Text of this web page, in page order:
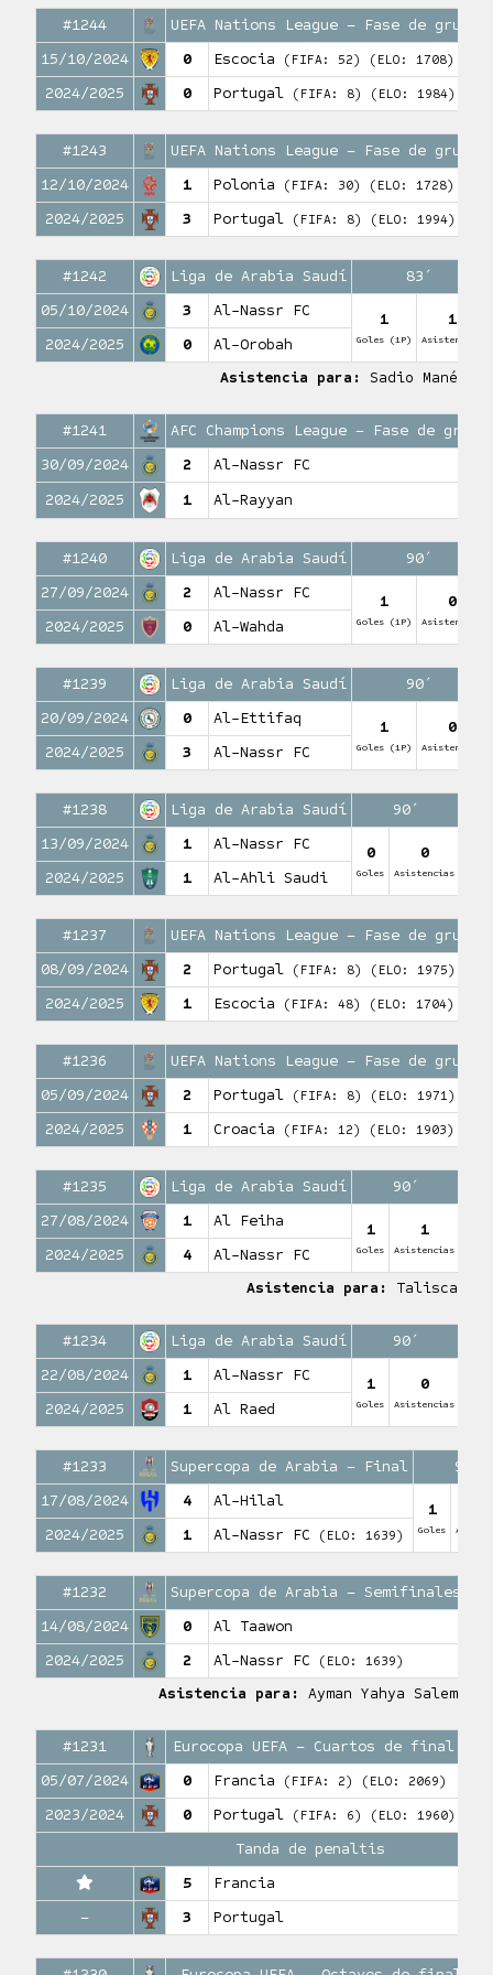
#1244
UEFA Nations League – Fase de grupos
15/10/2024
0 Escocia (FIFA: 52) (ELO: 1708)
2024/2025 0 Portugal (FIFA: 8) (ELO: 1984)
#1243
UEFA Nations League – Fase de grupos
12/10/2024
1 Polonia (FIFA: 30) (ELO: 1728)
2024/2025 3 Portugal (FIFA: 8) (ELO: 1994)
#1242 Liga de Arabia Saudí
83′
05/10/2024
3 Al-Nassr FC 1
Goles (1P)
1
Asistencias
2024/2025 0
Al-Orobah
Asistencia para: Sadio Mané
#1241
AFC Champions League – Fase de
30/09/2024
2
Al-Nassr FC
2024/2025
1 Al-Rayyan
#1240 Liga de Arabia Saudí
90′
27/09/2024
2 Al-Nassr FC 1
Goles (1P)
0
Asistencias
2024/2025 0 Al-Wahda
#1239 Liga de Arabia Saudí
90′
20/09/2024
0 Al-Ettifaq 1
Goles (1P)
0
Asistencias
2024/2025 3 Al-Nassr FC
#1238 Liga de Arabia Saudí
90′
13/09/2024
1 Al-Nassr FC 0
Goles
0
Asistencias
2024/2025 1 Al-Ahli Saudi
#1237
UEFA Nations League – Fase de grupos
08/09/2024
2 Portugal (FIFA: 8) (ELO: 1975)
2024/2025 1 Escocia (FIFA: 48) (ELO: 1704)
#1236
UEFA Nations League – Fase de grupos
05/09/2024
2 Portugal (FIFA: 8) (ELO: 1971)
2024/2025 1 Croacia (FIFA: 12) (ELO: 1903)
#1235 Liga de Arabia Saudí
90′
27/08/2024
1 Al Feiha 1
Goles
1
Asistencias
2024/2025 4
Al-Nassr FC
Asistencia para:
Talisca
#1234 Liga de Arabia Saudí
90′
22/08/2024
1 Al-Nassr FC 1
Goles
0
Asistencias
2024/2025 1 Al Raed
#1233 Supercopa de Arabia – Final
90′
17/08/2024
4 Al-Hilal 1
Goles
2024/2025 1 Al-Nassr FC (ELO: 1639)
#1232
Supercopa de Arabia – Semifinales
14/08/2024
0 Al Taawon
2024/2025 2 Al-Nassr FC (ELO: 1639)
Asistencia para: Ayman Yahya Salem
#1231
Eurocopa UEFA – Cuartos de final
05/07/2024
0 Francia (FIFA: 2) (ELO: 2069)
2023/2024 0 Portugal (FIFA: 6) (ELO: 1960)
Tanda de penaltis
5
Francia
– 3 Portugal